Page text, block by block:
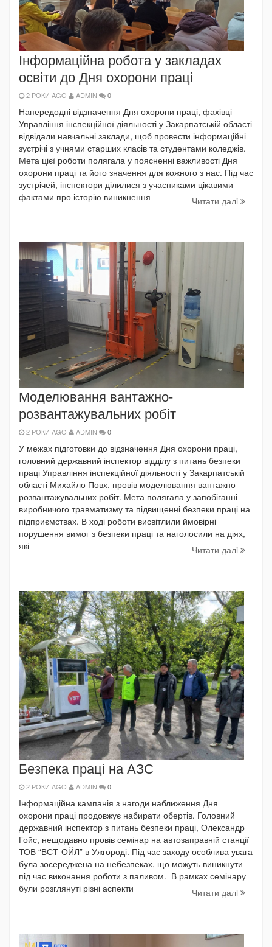
Інформаційна робота у закладах
освіти до Дня охорони праці
2 РОКИ AGO ADMIN 0
Напередодні відзначення Дня охорони праці, фахівці
Управління інспекційної діяльності у Закарпатській області
відвідали навчальні заклади, щоб провести інформаційні
зустрічі з учнями старших класів та студентами коледжів.
Мета цієї роботи полягала у поясненні важливості Дня
охорони праці та його значення для кожного з нас. Під час
зустрічей, інспектори ділилися з учасниками цікавими
фактами про історію виникнення
Читати далi
Моделювання вантажно-
розвантажувальних робіт
2 РОКИ AGO ADMIN 0
У межах підготовки до відзначення Дня охорони праці,
головний державний інспектор відділу з питань безпеки
праці Управління інспекційної діяльності у Закарпатській
області Михайло Повх, провів моделювання вантажно-
розвантажувальних робіт. Мета полягала у запобіганні
виробничого травматизму та підвищенні безпеки праці на
підприємствах. В ході роботи висвітлили ймовірні
порушення вимог з безпеки праці та наголосили на діях,
які
Читати далi
Безпека праці на АЗС
2 РОКИ AGO ADMIN 0
Інформаційна кампанія з нагоди наближення Дня
охорони праці продовжує набирати обертів. Головний
державний інспектор з питань безпеки праці, Олександр
Гойс, нещодавно провів семінар на автозаправній станції
ТОВ “ВСТ-ОЙЛ” в Ужгороді. Під час заходу особлива увага
була зосереджена на небезпеках, що можуть виникнути
під час виконання роботи з паливом. В рамках семінару
були розглянуті різні аспекти
Читати далi